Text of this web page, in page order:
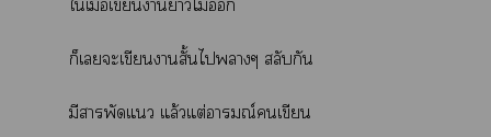
ก็เะเขียนาสั้นไาๆ สลับกัน
มีาพัดแ แล้วแต่อารมณ์เขียน